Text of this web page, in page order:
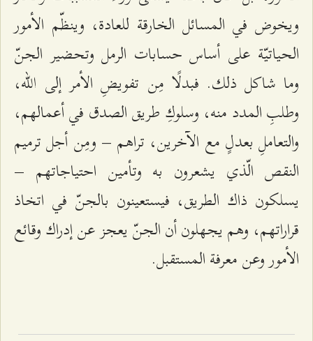
ويخوض في المسائل الخارقة للعادة، وينظّم الأمور
الحياتيّة على أساس حسابات الرمل وتحضير الجنّ
وما شاكل ذلك. فبدلًا مِن تفويضِ الأمر إلى الله،
وطلبِ المدد منه، وسلوكِ طريق الصدق في أعمالهم،
والتعاملِ بعدلٍ مع الآخرين، تراهم – ومِن أجل ترميم
النقص الّذي يشعرون به وتأمين احتياجاتهم –
يسلكون ذاك الطريق، فيستعينون بالجنّ في اتخاذ
قراراتهم، وهم يجهلون أن الجنّ يعجز عن إدراك وقائع
الأمور وعن معرفة المستقبل.